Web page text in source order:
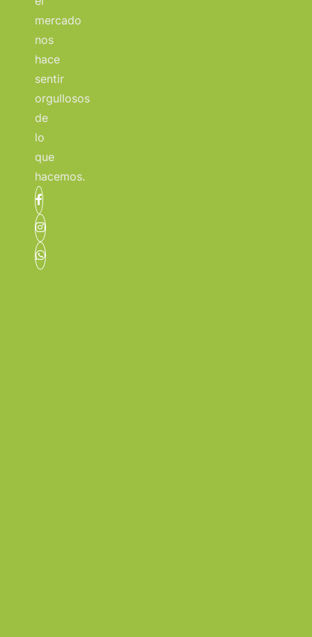
mercado
nos
hace
sentir
orgullosos
de
lo
que
hacemos.